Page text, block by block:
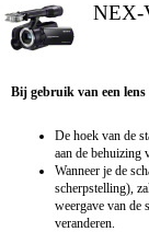
NEX-
Bij gebruik van een lens
De hoek van de
aan de behuizing
Wanneer je de
scherpstelling),
weergave van de
veranderen.